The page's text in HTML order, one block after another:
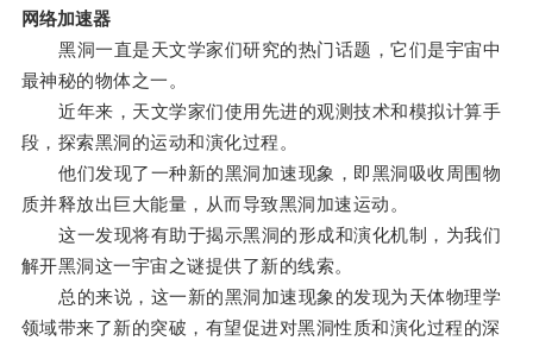
网络加速器
黑洞一直是天文学家们研究的热门话题，它们是宇宙中
最神秘的物体之一。
近年来，天文学家们使用先进的观测技术和模拟计算手
段，探索黑洞的运动和演化过程。
他们发现了一种新的黑洞加速现象，即黑洞吸收周围物
质并释放出巨大能量，从而导致黑洞加速运动。
这一发现将有助于揭示黑洞的形成和演化机制，为我们
解开黑洞这一宇宙之谜提供了新的线索。
总的来说，这一新的黑洞加速现象的发现为天体物理学
领域带来了新的突破，有望促进对黑洞性质和演化过程的深